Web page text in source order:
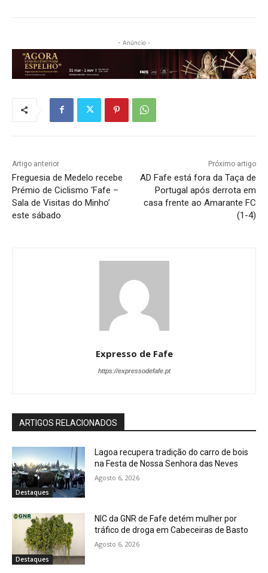
- Anúncio -
Artigo anterior
Freguesia de Medelo recebe
Prémio de Ciclismo ‘Fafe –
Sala de Visitas do Minho’
este sábado
Próximo artigo
AD Fafe está fora da Taça de
Portugal após derrota em
casa frente ao Amarante FC
(1-4)
Expresso de Fafe
https://expressodefafe.pt
ARTIGOS RELACIONADOS
Destaques
Lagoa recupera tradição do carro de bois
na Festa de Nossa Senhora das Neves
Agosto 6, 2026
Destaques
NIC da GNR de Fafe detém mulher por
tráfico de droga em Cabeceiras de Basto
Agosto 6, 2026